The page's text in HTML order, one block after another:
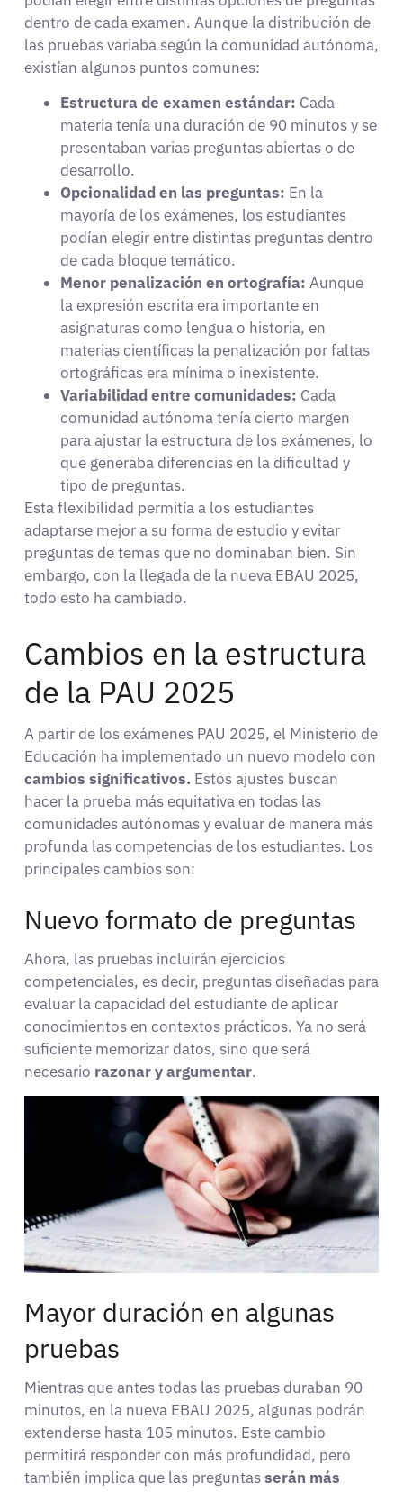
dentro de cada examen. Aunque la distribución de
las pruebas variaba según la comunidad autónoma,
existían algunos puntos comunes:
Estructura de examen estándar: Cada
materia tenía una duración de 90 minutos y se
presentaban varias preguntas abiertas o de
desarrollo.
Opcionalidad en las preguntas: En la
mayoría de los exámenes, los estudiantes
podían elegir entre distintas preguntas dentro
de cada bloque temático.
Menor penalización en ortografía: Aunque
la expresión escrita era importante en
asignaturas como lengua o historia, en
materias científicas la penalización por faltas
ortográficas era mínima o inexistente.
Variabilidad entre comunidades: Cada
comunidad autónoma tenía cierto margen
para ajustar la estructura de los exámenes, lo
que generaba diferencias en la dificultad y
tipo de preguntas.
Esta flexibilidad permitía a los estudiantes
adaptarse mejor a su forma de estudio y evitar
preguntas de temas que no dominaban bien. Sin
embargo, con la llegada de la nueva EBAU 2025,
todo esto ha cambiado.
Cambios en la estructura
de la PAU 2025
A partir de los exámenes PAU 2025, el Ministerio de
Educación ha implementado un nuevo modelo con
cambios significativos. Estos ajustes buscan
hacer la prueba más equitativa en todas las
comunidades autónomas y evaluar de manera más
profunda las competencias de los estudiantes. Los
principales cambios son:
Nuevo formato de preguntas
Ahora, las pruebas incluirán ejercicios
competenciales, es decir, preguntas diseñadas para
evaluar la capacidad del estudiante de aplicar
conocimientos en contextos prácticos. Ya no será
suficiente memorizar datos, sino que será
necesario razonar y argumentar.
Mayor duración en algunas
pruebas
Mientras que antes todas las pruebas duraban 90
minutos, en la nueva EBAU 2025, algunas podrán
extenderse hasta 105 minutos. Este cambio
permitirá responder con más profundidad, pero
también implica que las preguntasserán más